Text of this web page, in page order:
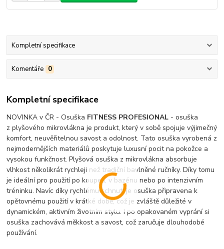
Kompletní specifikace
Komentáře 0
Kompletní specifikace
NOVINKA v ČR - Osuška FITNESS PROFESIONAL - osuška
z plyšového mikrovlákna je produkt, který v sobě spojuje výjimečný
komfort, neuvěřitelnou savost a odolnost. Tato osuška vyrobená z
nejmodernějších materiálů poskytuje luxusní pocit na pokožce a
vysokou funkčnost. Plyšová osuška z mikrovlákna absorbuje
vlhkost několikrát rychleji než tradiční bavlněné ručníky. Díky tomu
je ideální pro použití po koupeli, v bazénu nebo po intenzivním
tréninku. Navíc díky rychlému schnutí je osuška připravena k
opětovnému použití v krátké době, což je zvláště důležité v
dynamickém, aktivním životním stylu. I po opakovaném vyprání si
osuška zachovává měkkost a savost, což zaručuje dlouhodobé
používání.